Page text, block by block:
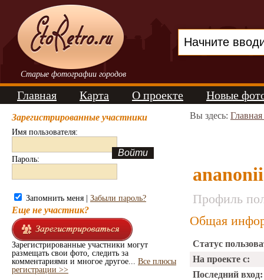
Старые фотографии городов
Главная Карта О проекте Новые
Зарегистрированные участники
Имя пользователя:
Пароль:
Запомнить меня | Забыли пароль?
Еще не участник?
Зарегистрированные участники могут
размещать свои фото, следить за
комментариями и многое другое... Все плюсы
регистрации >>
Вы здесь:
Профиль
Общая
Статус
На проекте с:
Последний вход: